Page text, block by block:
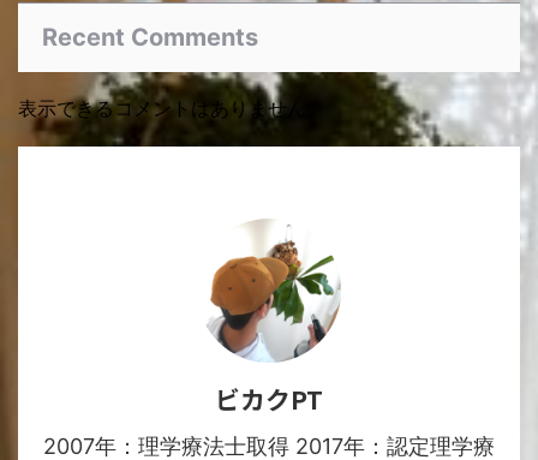
Recent Comments
表示できるコメントはありません。
ビカクPT
2007年：理学療法士取得 2017年：認定理学療